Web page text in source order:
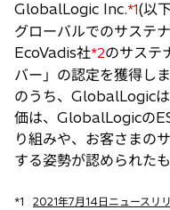
タ
ブ
で
開
く
GlobalLogic Inc.*1(以
グローバルでのサステ
EcoVadis社*2のサステ
バー」の認定を獲得し
のうち、GlobalLogic
価は、GlobalLogicの
り組みや、お客さまの
する姿勢が認められたも
*1
2021年7月14日ニュースリ